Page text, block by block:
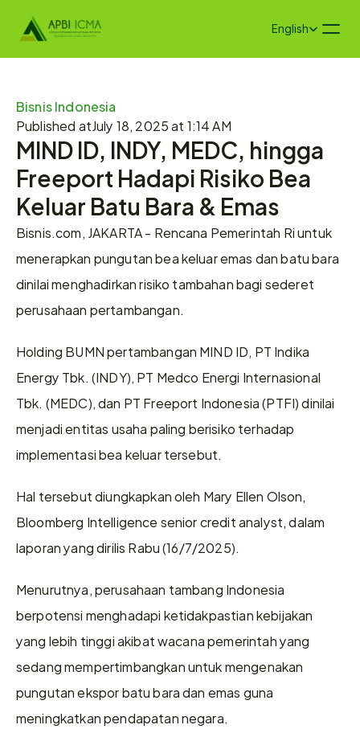
Select Language
English
Bisnis Indonesia
Published atJuly 18, 2025 at 1:14 AM
MIND ID, INDY, MEDC, hingga
Freeport Hadapi Risiko Bea
Keluar Batu Bara & Emas
Bisnis.com, JAKARTA - Rencana Pemerintah Ri untuk
menerapkan pungutan bea keluar emas dan batu bara
dinilai menghadirkan risiko tambahan bagi sederet
perusahaan pertambangan.
Holding BUMN pertambangan MIND ID, PT Indika
Energy Tbk. (INDY), PT Medco Energi Internasional
Tbk. (MEDC), dan PT Freeport Indonesia (PTFI) dinilai
menjadi entitas usaha paling berisiko terhadap
implementasi bea keluar tersebut.
Hal tersebut diungkapkan oleh Mary Ellen Olson,
Bloomberg Intelligence senior credit analyst, dalam
laporan yang dirilis Rabu (16/7/2025).
Menurutnya, perusahaan tambang Indonesia
berpotensi menghadapi ketidakpastian kebijakan
yang lebih tinggi akibat wacana pemerintah yang
sedang mempertimbangkan untuk mengenakan
pungutan ekspor batu bara dan emas guna
meningkatkan pendapatan negara.